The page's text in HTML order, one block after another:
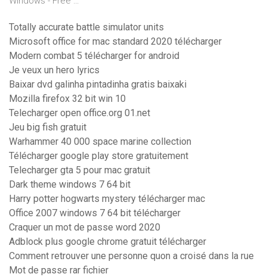
Totally accurate battle simulator units
Microsoft office for mac standard 2020 télécharger
Modern combat 5 télécharger for android
Je veux un hero lyrics
Baixar dvd galinha pintadinha gratis baixaki
Mozilla firefox 32 bit win 10
Telecharger open office.org 01.net
Jeu big fish gratuit
Warhammer 40 000 space marine collection
Télécharger google play store gratuitement
Telecharger gta 5 pour mac gratuit
Dark theme windows 7 64 bit
Harry potter hogwarts mystery télécharger mac
Office 2007 windows 7 64 bit télécharger
Craquer un mot de passe word 2020
Adblock plus google chrome gratuit télécharger
Comment retrouver une personne quon a croisé dans la rue
Mot de passe rar fichier